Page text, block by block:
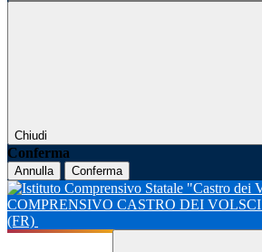
Chiudi
Conferma
Annulla Conferma
COMPRENSIVO CASTRO DEI VOLSCI
(FR)